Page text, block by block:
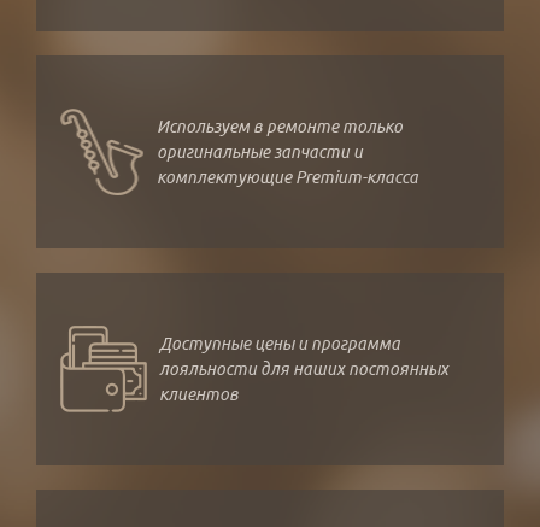
Используем в ремонте только
оригинальные запчасти и
комплектующие Premium-класса
Доступные цены и программа
лояльности для наших постоянных
клиентов